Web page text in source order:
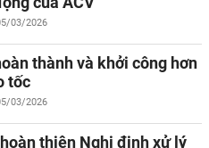
03/2026
thành và khởi công hơn
tốc
03/2026
thiện Nghị định xử lý